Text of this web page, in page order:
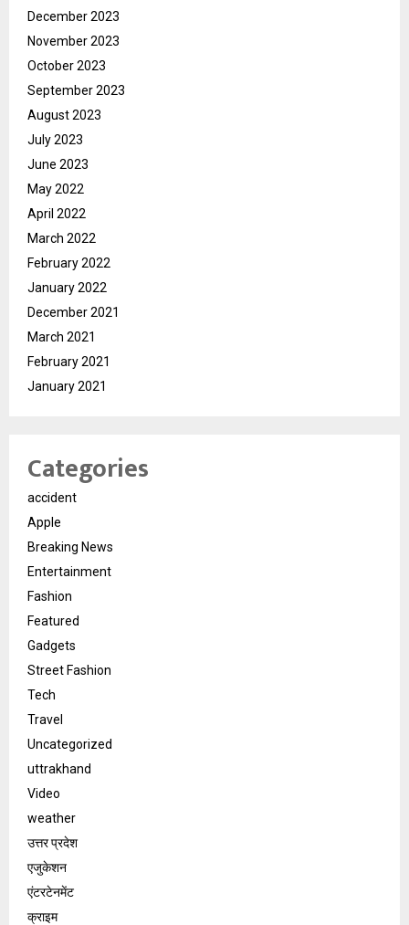
December 2023
November 2023
October 2023
September 2023
August 2023
July 2023
June 2023
May 2022
April 2022
March 2022
February 2022
January 2022
December 2021
March 2021
February 2021
January 2021
Categories
accident
Apple
Breaking News
Entertainment
Fashion
Featured
Gadgets
Street Fashion
Tech
Travel
Uncategorized
uttrakhand
Video
weather
उत्तर प्रदेश
एजुकेशन
एंटरटेनमेंट
क्राइम